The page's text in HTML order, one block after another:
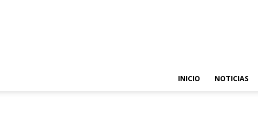
INICIO NOTICIAS